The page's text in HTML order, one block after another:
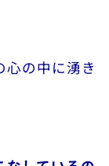
心の中に湧き